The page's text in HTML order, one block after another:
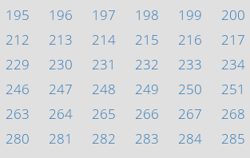
195 196 197 198 199 200
212 213 214 215 216 217
229 230 231 232 233 234
246 247 248 249 250 251
263 264 265 266 267 268
280 281 282 283 284 285